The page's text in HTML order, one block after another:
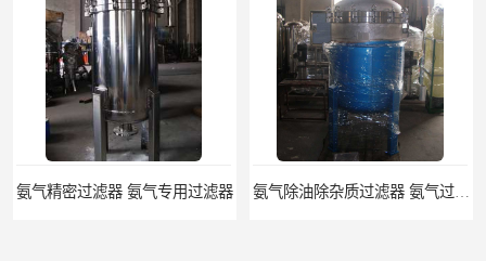
氨气精密过滤器 氨气专用过滤器